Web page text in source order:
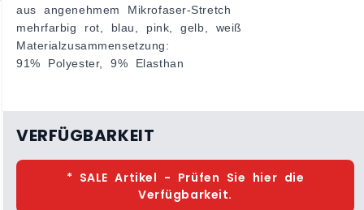
aus angenehmem Mikrofaser-Stretch
mehrfarbig rot, blau, pink, gelb, weiß
Materialzusammensetzung:
91% Polyester, 9% Elasthan
VERFÜGBARKEIT
* SALE Artikel - Prüfen Sie hier die
Verfügbarkeit.